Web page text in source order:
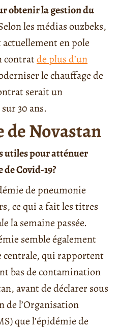
obtenir la gestion du
les médias ouzbeks,
en pole
contratde plus d’un
le chauffage de
serait un
30 ans.
de Novastan
utiles pour atténuer
Covid-19?
de pneumonie
ce qui a fait les titres
la semaine passée.
semble également
centrale, qui rapportent
bas de contamination
avant de déclarer sous
de l’Organisation
que l’épidémie de